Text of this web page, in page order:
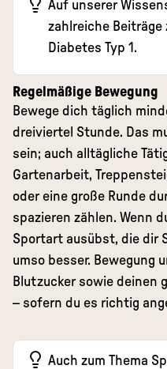
Auf unserer
zahlreiche Beiträge
Diabetes Typ 1 .
Regelmäßige Bewegung
Bewege dich täglich
dreiviertel Stunde. Das
sein; auch alltägliche
Gartenarbeit,
oder eine große Runde
spazieren zählen. Wenn
Sportart ausübst, die dir
umso besser. Bewegung
Blutzucker sowie deinen
– sofern du es richtig
Auch zum Thema